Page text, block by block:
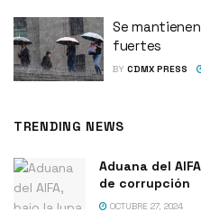
Se
fuertes
BY CDMX PRESS
TRENDING NEWS
Aduana del
de corrupción
OCTUBRE 27, 2024